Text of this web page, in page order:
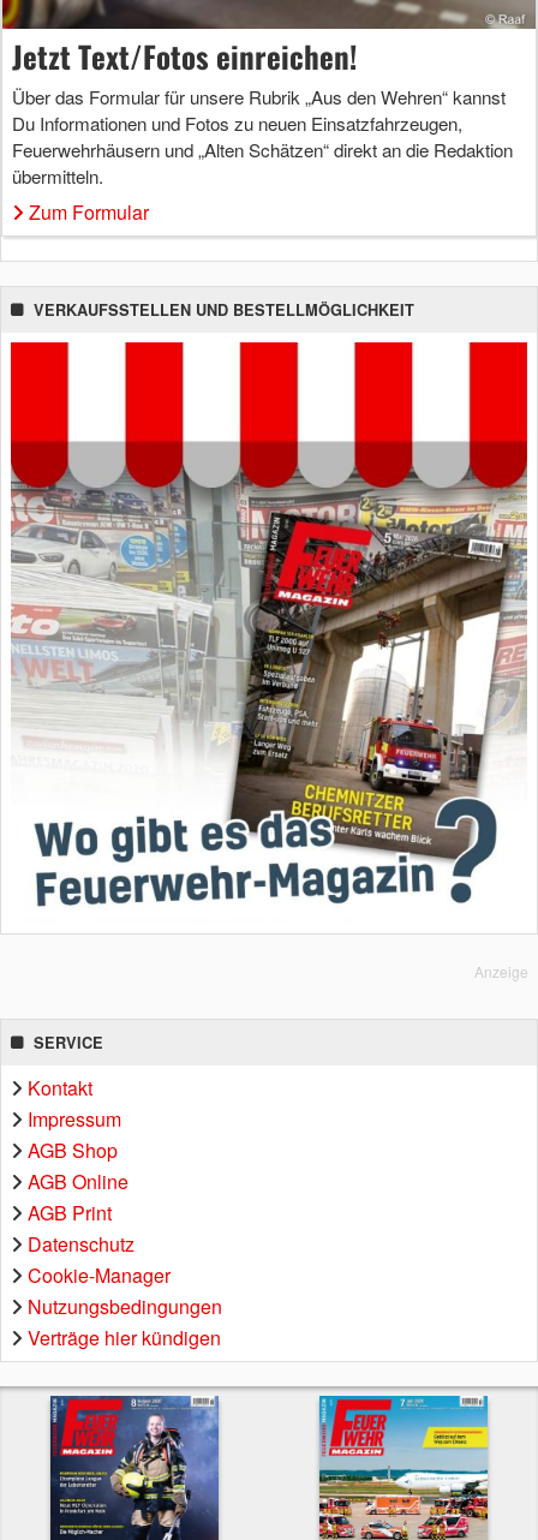
Jetzt Text/Fotos einreichen!
Über das Formular für unsere Rubrik „Aus den Wehren“ kannst
Du Informationen und Fotos zu neuen Einsatzfahrzeugen,
Feuerwehrhäusern und „Alten Schätzen“ direkt an die Redaktion
übermitteln.
Zum Formular
VERKAUFSSTELLEN UND BESTELLMÖGLICHKEIT
Anzeige
SERVICE
Kontakt
Impressum
AGB Shop
AGB Online
AGB Print
Datenschutz
Cookie-Manager
Nutzungsbedingungen
Verträge hier kündigen